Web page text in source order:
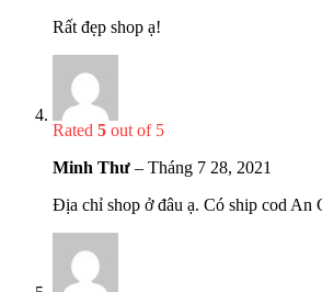
Rất đẹp shop ạ!
Rated 5 out of 5
Minh Thư – Tháng 7 28, 2021
Địa chỉ shop ở đâu ạ. Có ship cod An